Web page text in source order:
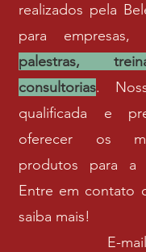
realizados pela
para empresas,
palestras,
consultorias.
qualificada e
oferecer os
produtos para a
Entre em contato
saiba mais!
E-